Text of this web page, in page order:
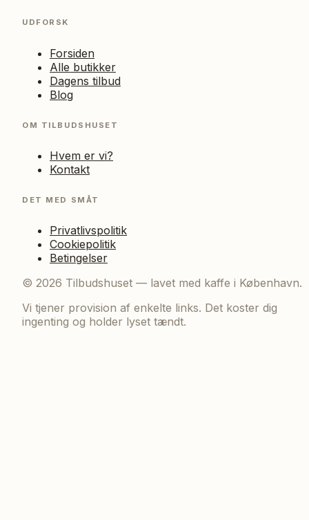
UDFORSK
Forsiden
Alle butikker
Dagens tilbud
Blog
OM TILBUDSHUSET
Hvem er vi?
Kontakt
DET MED SMÅT
Privatlivspolitik
Cookiepolitik
Betingelser
© 2026 Tilbudshuset — lavet med kaffe i København.
Vi tjener provision af enkelte links. Det koster dig
ingenting og holder lyset tændt.